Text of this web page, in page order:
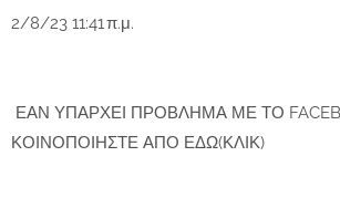
2/8/23 11:41 π.μ.
ΕΑΝ ΥΠΑΡΧΕΙ ΠΡΟΒΛΗΜΑ ΜΕ ΤΟ
ΚΟΙΝΟΠΟΙΗΣΤΕ ΑΠΟ ΕΔΩ(ΚΛΙΚ)